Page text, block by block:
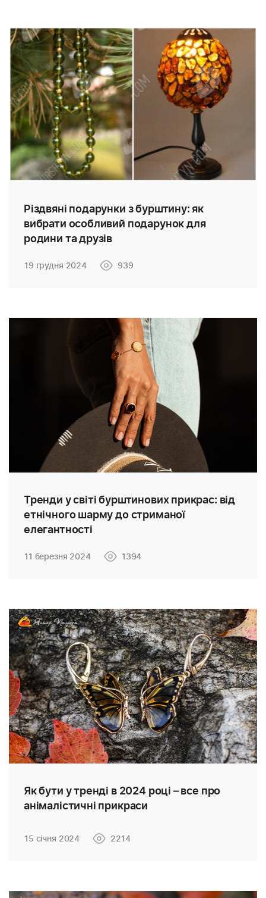
Різдвяні подарунки з бурштину: як
вибрати особливий подарунок для
родини та друзів
19 грудня 2024 939
Тренди у світі бурштинових прикрас: від
етнічного шарму до стриманої
елегантності
11 березня 2024 1394
Як бути у тренді в 2024 році – все про
анімалістичні прикраси
15 січня 2024 2214